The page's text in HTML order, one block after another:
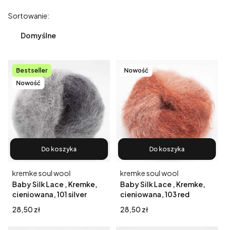
Lista produktów
Sortowanie:
Domyślne
Bestseller
Nowość
Do koszyka
Baby Silk Lace , Kremke,
cieniowana, 101 silver
Producent
kremke soul wool
Cena
28,50 zł
Nowość
Do koszyka
Baby Silk Lace , Kremke,
cieniowana, 103 red
Producent
kremke soul wool
Cena
28,50 zł